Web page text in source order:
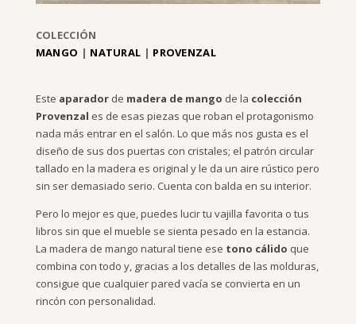
COLECCIÓN
MANGO | NATURAL | PROVENZAL
Este aparadorde madera de mango de la colección
Provenzal es de esas piezas que roban el protagonismo
nada más entrar en el salón. Lo que más nos gusta es el
diseño de sus dos puertas con cristales; el patrón circular
tallado en la madera es original y le da un aire rústico pero
sin ser demasiado serio. Cuenta con balda en su interior.
Pero lo mejor es que, puedes lucir tu vajilla favorita o tus
libros sin que el mueble se sienta pesado en la estancia.
La madera de mango natural tiene ese tono cálido que
combina con todo y, gracias a los detalles de las molduras,
consigue que cualquier pared vacía se convierta en un
rincón con personalidad.